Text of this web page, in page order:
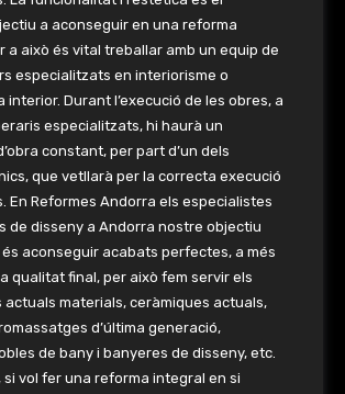
a aconseguir en una reforma
a això és vital treballar amb un equip de
especialitzats en interiorisme o
interior. Durant l’execució de les obres, a
especialitzats, hi haurà un
constant, per part d’un dels
que vetllarà per la correcta execució
En Reformes Andorra els especialistes
de disseny a Andorra nostre objectiu
aconseguir acabats perfectes, a més
qualitat final, per això fem servir els
actuals materials, ceràmiques actuals,
d’última generació,
de bany i banyeres de disseny, etc.
si vol fer una reforma integral en si